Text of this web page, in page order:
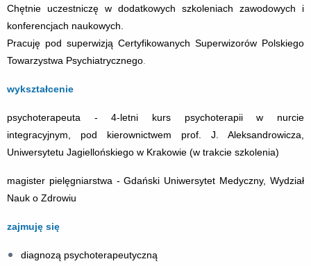
Chętnie uczestniczę w dodatkowych szkoleniach zawodowych i
konferencjach naukowych.
Pracuję pod superwizją Certyfikowanych Superwizorów Polskiego
Towarzystwa Psychiatrycznego
wykształcenie
psychoterapeuta - 4-letni kurs psychoterapii w nurcie
integracyjnym, pod kierownictwem prof. J. Aleksandrowicza,
Uniwersytetu Jagiellońskiego w Krakowie (w trakcie szkolenia)
magister pielęgniarstwa - Gdański Uniwersytet Medyczny, Wydział
Nauk o Zdrowiu
zajmuję się
diagnozą psychoterapeutyczną